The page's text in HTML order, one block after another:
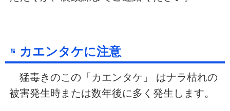
カエンタケに注意
猛毒きのこの「カエンタケ」 はナラ枯れの
被害発生時または数年後に多く発生します。